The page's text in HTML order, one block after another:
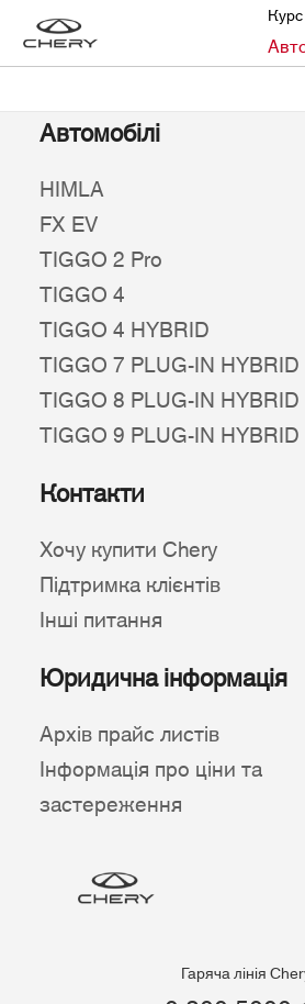
CHERY
Автомобілі
HIMLA
FX EV
TIGGO 2 Pro
TIGGO 4
TIGGO 4 HYBRID
TIGGO 7 PLUG-IN HYBRID
TIGGO 8 PLUG-IN HYBRID
TIGGO 9 PLUG-IN HYBRID
Контакти
Хочу купити Chery
Підтримка клієнтів
Інші питання
Юридична інформація
Архів прайс листів
Інформація про ціни та
застереження
Гаряча лінія